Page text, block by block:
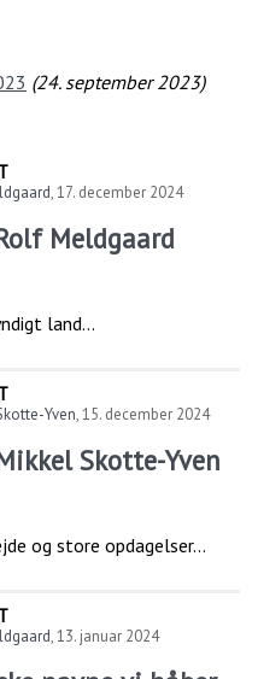
(24. september 2023)
,17. december 2024
Meldgaard
land…
Yven,15. december 2024
Skotte-Yven
og store opdagelser...
,13. januar 2024